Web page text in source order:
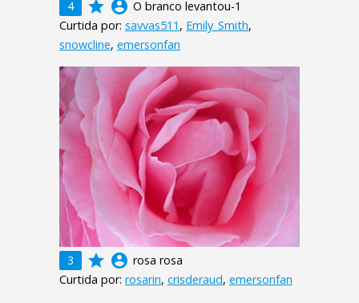
4 grade account_circle O branco levantou-1
Curtida por: savvas511 , Emily_Smith,
snowcline, emersonfan
3 grade account_circle rosa rosa
Curtida por: rosarin, crisderaud, emersonfan